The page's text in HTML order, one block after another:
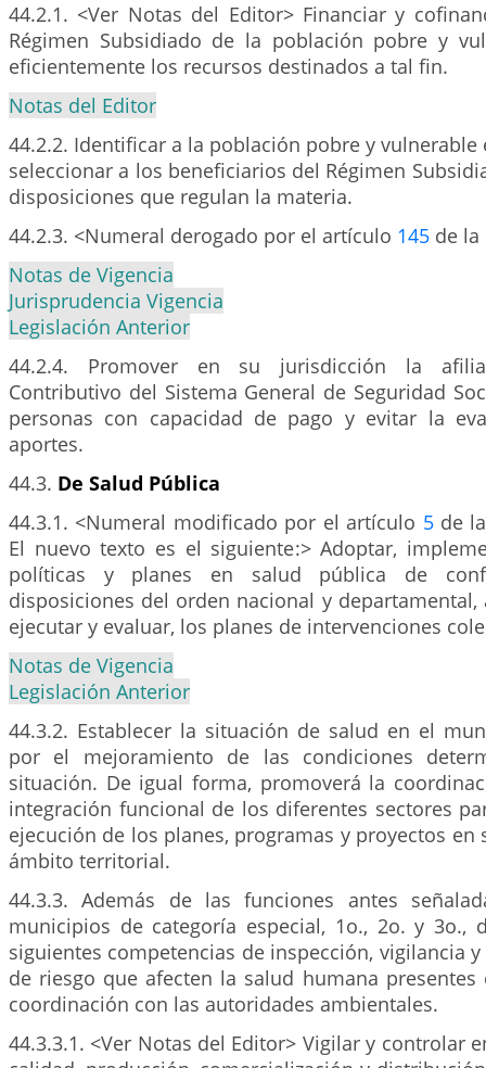
44.2.1. <Ver Notas del Editor> Financiar y
Régimen Subsidiado de la población pobre y
eficientemente los recursos destinados a tal fin.
Notas del Editor
44.2.2. Identificar a la población pobre y
seleccionar a los beneficiarios del Régimen
disposiciones que regulan la materia.
44.2.3. <Numeral derogado por el artículo 145 de la
Notas de Vigencia
Jurisprudencia Vigencia
Legislación Anterior
44.2.4. Promover en su jurisdicción la
Contributivo del Sistema General de Seguridad
personas con capacidad de pago y evitar la
aportes.
44.3. De Salud Pública
44.3.1. <Numeral modificado por el artículo 5de la
El nuevo texto es el siguiente:> Adoptar,
políticas y planes en salud pública de
disposiciones del orden nacional y
ejecutar y evaluar, los planes de intervenciones
Notas de Vigencia
Legislación Anterior
44.3.2. Establecer la situación de salud en el
por el mejoramiento de las condiciones
situación. De igual forma, promoverá la
integración funcional de los diferentes sectores
ejecución de los planes, programas y proyectos en
ámbito territorial.
44.3.3. Además de las funciones antes
municipios de categoría especial, 1o., 2o. y 3o.,
siguientes competencias de inspección, vigilancia
de riesgo que afecten la salud humana
coordinación con las autoridades ambientales.
44.3.3.1. <Ver Notas del Editor> Vigilar y controlar